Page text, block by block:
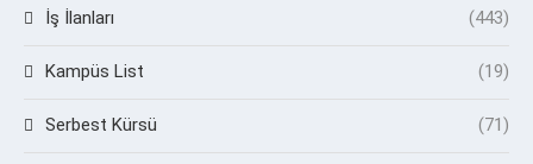
İş İlanları (443)
Kampüs List (19)
Serbest Kürsü (71)